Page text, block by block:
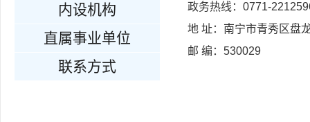
内设机构
直属事业单位
联系方式
政务热线：0771-
地 址：南宁市青秀区盘
邮 编：530029